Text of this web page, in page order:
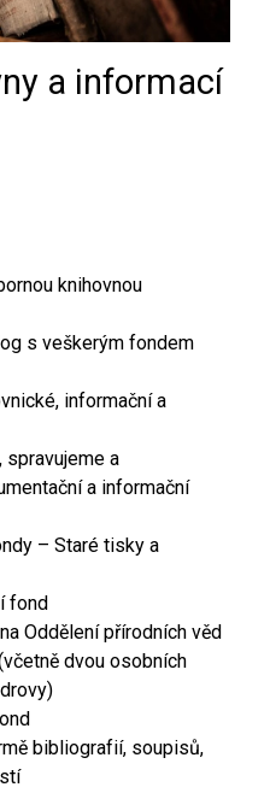
a informací
knihovnou
s veškerým fondem
informační a
spravujeme a
a informační
– Staré tisky a
fond
Oddělení přírodních věd
dvou osobních
bibliografií, soupisů,